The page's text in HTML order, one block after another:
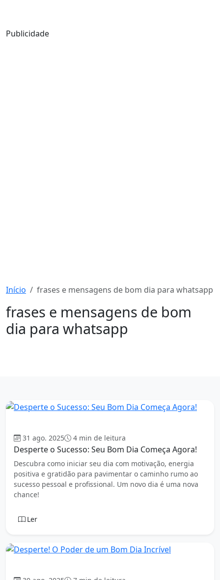
Publicidade
Início frases e mensagens de bom dia para whatsapp
frases e mensagens de bom
dia para whatsapp
31 ago. 2025 4 min de leitura
Desperte o Sucesso: Seu Bom Dia Começa Agora!
Descubra como iniciar seu dia com motivação, energia
positiva e gratidão para pavimentar o caminho rumo ao
sucesso pessoal e profissional. Um novo dia é uma nova
chance!
Ler